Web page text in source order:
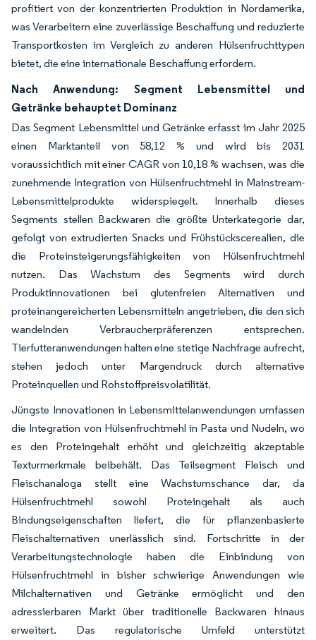
profitiert von der konzentrierten Produktion in Nordamerika,
was Verarbeitern eine zuverlässige Beschaffung und reduzierte
Transportkosten im Vergleich zu anderen Hülsenfruchttypen
bietet, die eine internationale Beschaffung erfordern.
Nach Anwendung: Segment Lebensmittel und
Getränke behauptet Dominanz
Das Segment Lebensmittel und Getränke erfasst im Jahr 2025
einen Marktanteil von 58,12 % und wird bis 2031
voraussichtlich mit einer CAGR von 10,18 % wachsen, was die
zunehmende Integration von Hülsenfruchtmehl in Mainstream-
Lebensmittelprodukte widerspiegelt. Innerhalb dieses
Segments stellen Backwaren die größte Unterkategorie dar,
gefolgt von extrudierten Snacks und Frühstückscerealien, die
die Proteinsteigerungsfähigkeiten von Hülsenfruchtmehl
nutzen. Das Wachstum des Segments wird durch
Produktinnovationen bei glutenfreien Alternativen und
proteinangereicherten Lebensmitteln angetrieben, die den sich
wandelnden Verbraucherpräferenzen entsprechen.
Tierfutteranwendungen halten eine stetige Nachfrage aufrecht,
stehen jedoch unter Margendruck durch alternative
Proteinquellen und Rohstoffpreisvolatilität.
Jüngste Innovationen in Lebensmittelanwendungen umfassen
die Integration von Hülsenfruchtmehl in Pasta und Nudeln, wo
es den Proteingehalt erhöht und gleichzeitig akzeptable
Texturmerkmale beibehält. Das Teilsegment Fleisch und
Fleischanaloga stellt eine Wachstumschance dar, da
Hülsenfruchtmehl sowohl Proteingehalt als auch
Bindungseigenschaften liefert, die für pflanzenbasierte
Fleischalternativen unerlässlich sind. Fortschritte in der
Verarbeitungstechnologie haben die Einbindung von
Hülsenfruchtmehl in bisher schwierige Anwendungen wie
Milchalternativen und Getränke ermöglicht und den
adressierbaren Markt über traditionelle Backwaren hinaus
erweitert. Das regulatorische Umfeld unterstützt